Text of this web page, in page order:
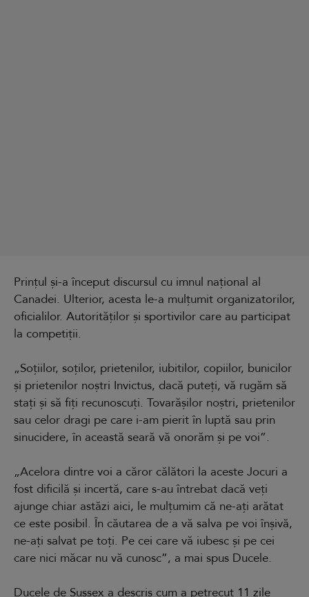
Prințul și-a început discursul cu imnul național al
Canadei. Ulterior, acesta le-a mulțumit organizatorilor,
oficialilor. Autorităților și sportivilor care au participat
la competiții.
„Soțiilor, soților, prietenilor, iubitilor, copiilor, bunicilor
și prietenilor noștri Invictus, dacă puteți, vă rugăm să
stați și să fiți recunoscuți. Tovarășilor noștri, prietenilor
sau celor dragi pe care i-am pierit în luptă sau prin
sinucidere, în această seară vă onorăm și pe voi”.
„Acelora dintre voi a căror călători la aceste Jocuri a
fost dificilă și incertă, care s-au întrebat dacă veți
ajunge chiar astăzi aici, le mulțumim că ne-ați arătat
ce este posibil. În căutarea de a vă salva pe voi înșivă,
ne-ați salvat pe toți. Pe cei care vă iubesc și pe cei
care nici măcar nu vă cunosc”, a mai spus Ducele.
Ducele de Sussex a descris cum a petrecut 11 zile